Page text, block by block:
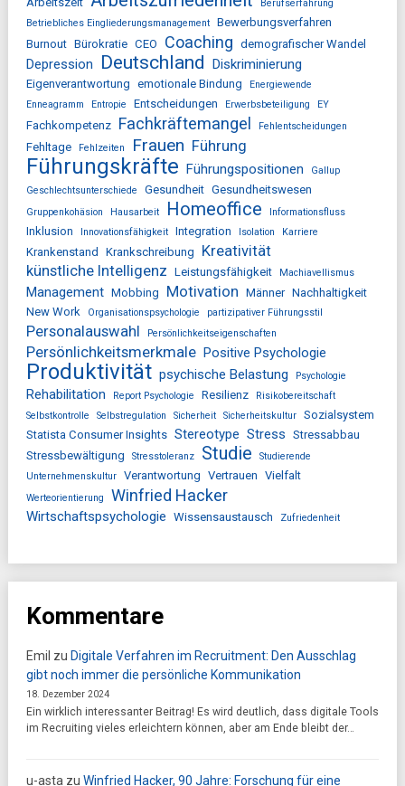
Berufserfahrung
Betriebliches Eingliederungsmanagement
Bewerbungsverfahren
Burnout Bürokratie CEO Coaching demografischer Wandel
Depression Deutschland Diskriminierung
Eigenverantwortung emotionale Bindung
Energiewende
Enneagramm
Entropie Entscheidungen Erwerbsbeteiligung EY
Fachkompetenz Fachkräftemangel Fehlentscheidungen
Fehltage Fehlzeiten Frauen Führung
Führungskräfte Führungspositionen
Gallup
Geschlechtsunterschiede
Gesundheit Gesundheitswesen
Gruppenkohäsion Hausarbeit Homeoffice Informationsfluss
Inklusion Innovationsfähigkeit Integration Isolation Karriere
Krankenstand Krankschreibung
Kreativität
künstliche Intelligenz Leistungsfähigkeit Machiavellismus
Management Mobbing Motivation Männer Nachhaltigkeit
New Work
Organisationspsychologie partizipativer Führungsstil
Personalauswahl Persönlichkeitseigenschaften
Persönlichkeitsmerkmale Positive Psychologie
Produktivität psychische Belastung Psychologie
Rehabilitation Report Psychologie Resilienz
Risikobereitschaft
Selbstkontrolle
Selbstregulation Sicherheit Sicherheitskultur
Sozialsystem
Statista Consumer Insights Stereotype Stress Stressabbau
Stressbewältigung
Stresstoleranz Studie
Studierende
Unternehmenskultur
Verantwortung Vertrauen Vielfalt
Werteorientierung Winfried Hacker
Wirtschaftspsychologie Wissensaustausch Zufriedenheit
Kommentare
Emil zu Digitale Verfahren im Recruitment: Den Ausschlag
gibt noch immer die persönliche Kommunikation
18. Dezember 2024
Ein wirklich interessanter Beitrag! Es wird deutlich, dass digitale Tools
im Recruiting vieles erleichtern können, aber am Ende bleibt der…
u-asta zu Winfried Hacker, 90 Jahre: Forschung für eine